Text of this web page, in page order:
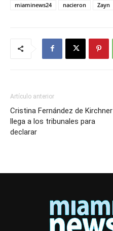
miaminews24
nacieron Zayn
Artículo anterior
Cristina Fernández de Kirchner
llega a los tribunales para
declarar